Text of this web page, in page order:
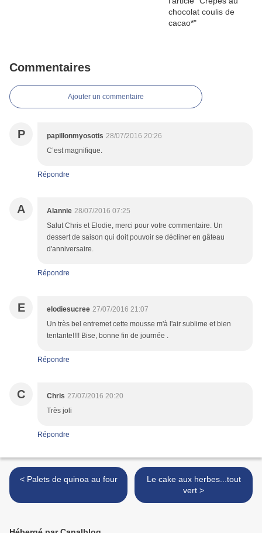
Commentaires
Ajouter un commentaire
P papillonmyosotis 28/07/2016 20:26
C’est magnifique.
Répondre
A Alannie 28/07/2016 07:25
Salut Chris et Elodie, merci pour votre commentaire. Un
dessert de saison qui doit pouvoir se décliner en gâteau
d'anniversaire.
Répondre
E elodiesucree 27/07/2016 21:07
Un très bel entremet cette mousse m'à l'air sublime et bien
tentante!!!! Bise, bonne fin de journée .
Répondre
C Chris 27/07/2016 20:20
Très joli
Répondre
< Palets de quinoa au four
Le cake aux herbes...tout
vert >